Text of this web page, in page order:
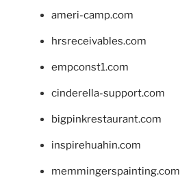
ameri-camp.com
hrsreceivables.com
empconst1.com
cinderella-support.com
bigpinkrestaurant.com
inspirehuahin.com
memmingerspainting.com